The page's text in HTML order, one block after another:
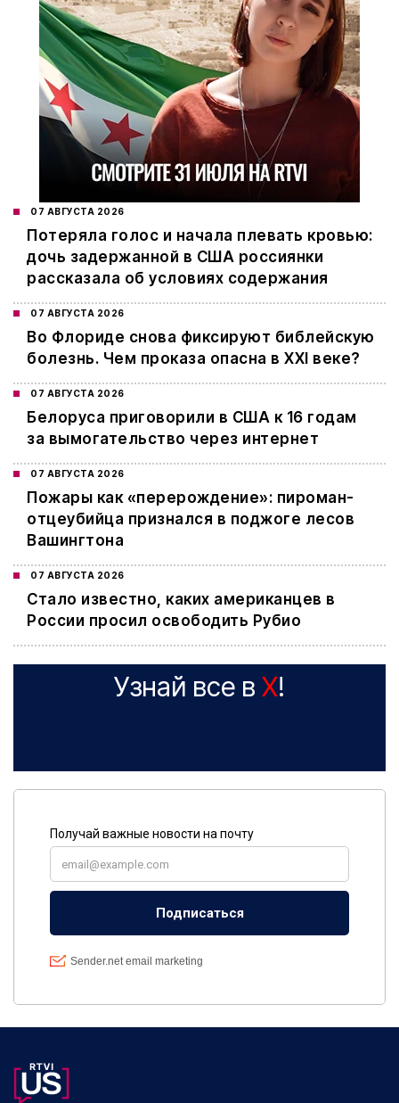
07 АВГУСТА 2026
Потеряла голос и начала плевать кровью:
дочь задержанной в США россиянки
рассказала об условиях содержания
07 АВГУСТА 2026
Во Флориде снова фиксируют библейскую
болезнь. Чем проказа опасна в XXI веке?
07 АВГУСТА 2026
Белоруса приговорили в США к 16 годам
за вымогательство через интернет
07 АВГУСТА 2026
Пожары как «перерождение»: пироман-
отцеубийца признался в поджоге лесов
Вашингтона
07 АВГУСТА 2026
Стало известно, каких американцев в
России просил освободить Рубио
Узнай все в X!